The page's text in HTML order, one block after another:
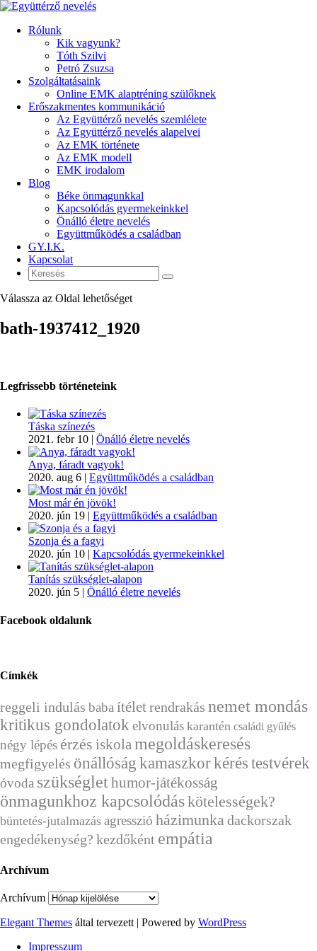
Rólunk
Kik vagyunk?
Tóth Szilvi
Petró Zsuzsa
Szolgáltatásaink
Online EMK alaptréning szülőknek
Erőszakmentes kommunikáció
Az Együttérző nevelés szemlélete
Az Együttérző nevelés alapelvei
Az EMK története
Az EMK modell
EMK irodalom
Blog
Béke önmagunkkal
Kapcsolódás gyermekeinkkel
Önálló életre nevelés
Együttműködés a családban
GY.I.K.
Kapcsolat
Válassza az Oldal lehetőséget
bath-1937412_1920
Legfrissebb történeteink
Táska színezés
2021. febr 10 | Önálló életre nevelés
Anya, fáradt vagyok!
2020. aug 6 | Együttműködés a családban
Most már én jövök!
2020. jún 19 | Együttműködés a családban
Szonja és a fagyi
2020. jún 10 | Kapcsolódás gyermekeinkkel
Tanítás szükséglet-alapon
2020. jún 5 | Önálló életre nevelés
Facebook oldalunk
Címkék
reggeli indulás babaítéletrendrakás nemet mondás
kritikus gondolatokelvonulás karantén családi gyűlés
négy lépés érzés iskolamegoldáskeresés
megfigyelés önállóság kamaszkorkérés testvérek
óvoda szükséglethumor-játékosság
önmagunkhoz kapcsolódáskötelességek?
büntetés-jutalmazás agresszió házimunkadackorszak
engedékenység? kezdőként empátia
Archívum
Archívum
Elegant Themes által tervezett | Powered by WordPress
Impresszum